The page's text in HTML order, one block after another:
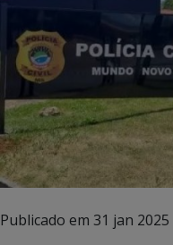
Publicado em 31 jan 2025